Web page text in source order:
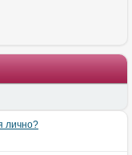
лично?